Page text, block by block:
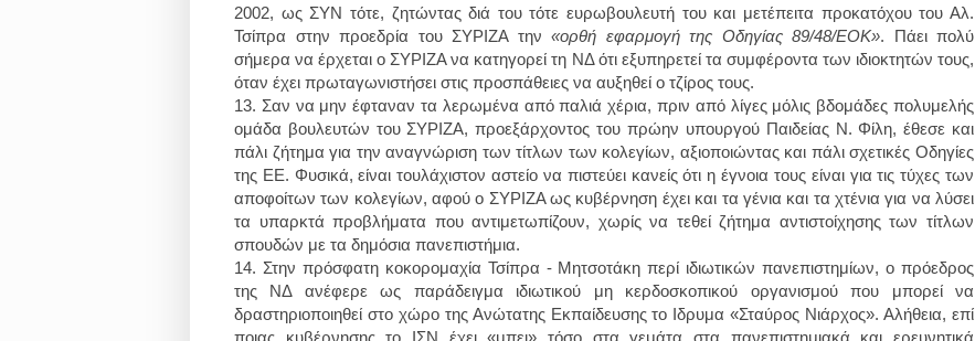
2002, ως ΣΥΝ τότε, ζητώντας διά του τότε ευρωβουλευτή του και μετέπειτα προκατόχου του Αλ.
Τσίπρα στην προεδρία του ΣΥΡΙΖΑ την «ορθή εφαρμογή της Οδηγίας 89/48/ΕΟΚ». Πάει πολύ
σήμερα να έρχεται ο ΣΥΡΙΖΑ να κατηγορεί τη ΝΔ ότι εξυπηρετεί τα συμφέροντα των ιδιοκτητών τους,
όταν έχει πρωταγωνιστήσει στις προσπάθειες να αυξηθεί ο τζίρος τους.
13. Σαν να μην έφταναν τα λερωμένα από παλιά χέρια, πριν από λίγες μόλις βδομάδες πολυμελής
ομάδα βουλευτών του ΣΥΡΙΖΑ, προεξάρχοντος του πρώην υπουργού Παιδείας Ν. Φίλη, έθεσε και
πάλι ζήτημα για την αναγνώριση των τίτλων των κολεγίων, αξιοποιώντας και πάλι σχετικές Οδηγίες
της ΕΕ. Φυσικά, είναι τουλάχιστον αστείο να πιστεύει κανείς ότι η έγνοια τους είναι για τις τύχες των
αποφοίτων των κολεγίων, αφού ο ΣΥΡΙΖΑ ως κυβέρνηση έχει και τα γένια και τα χτένια για να λύσει
τα υπαρκτά προβλήματα που αντιμετωπίζουν, χωρίς να τεθεί ζήτημα αντιστοίχησης των τίτλων
σπουδών με τα δημόσια πανεπιστήμια.
14. Στην πρόσφατη κοκορομαχία Τσίπρα - Μητσοτάκη περί ιδιωτικών πανεπιστημίων, ο πρόεδρος
της ΝΔ ανέφερε ως παράδειγμα ιδιωτικού μη κερδοσκοπικού οργανισμού που μπορεί να
δραστηριοποιηθεί στο χώρο της Ανώτατης Εκπαίδευσης το Ιδρυμα «Σταύρος Νιάρχος». Αλήθεια, επί
ποιας κυβέρνησης το ΙΣΝ έχει «μπει» τόσο στα γεμάτα στα πανεπιστημιακά και ερευνητικά